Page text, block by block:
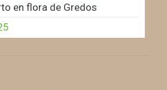
en flora de Gredos